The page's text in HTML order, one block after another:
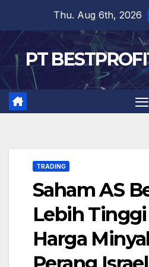
content
Thu. Aug 6th, 2026
PT
TRADING
Saham AS
Lebih
Harga